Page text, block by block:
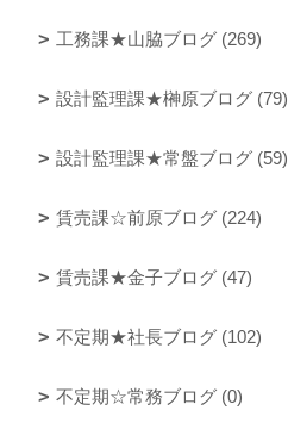
工務課★山脇ブログ (269)
設計監理課★榊原ブログ (79)
設計監理課★常盤ブログ (59)
賃売課☆前原ブログ (224)
賃売課★金子ブログ (47)
不定期★社長ブログ (102)
不定期☆常務ブログ (0)